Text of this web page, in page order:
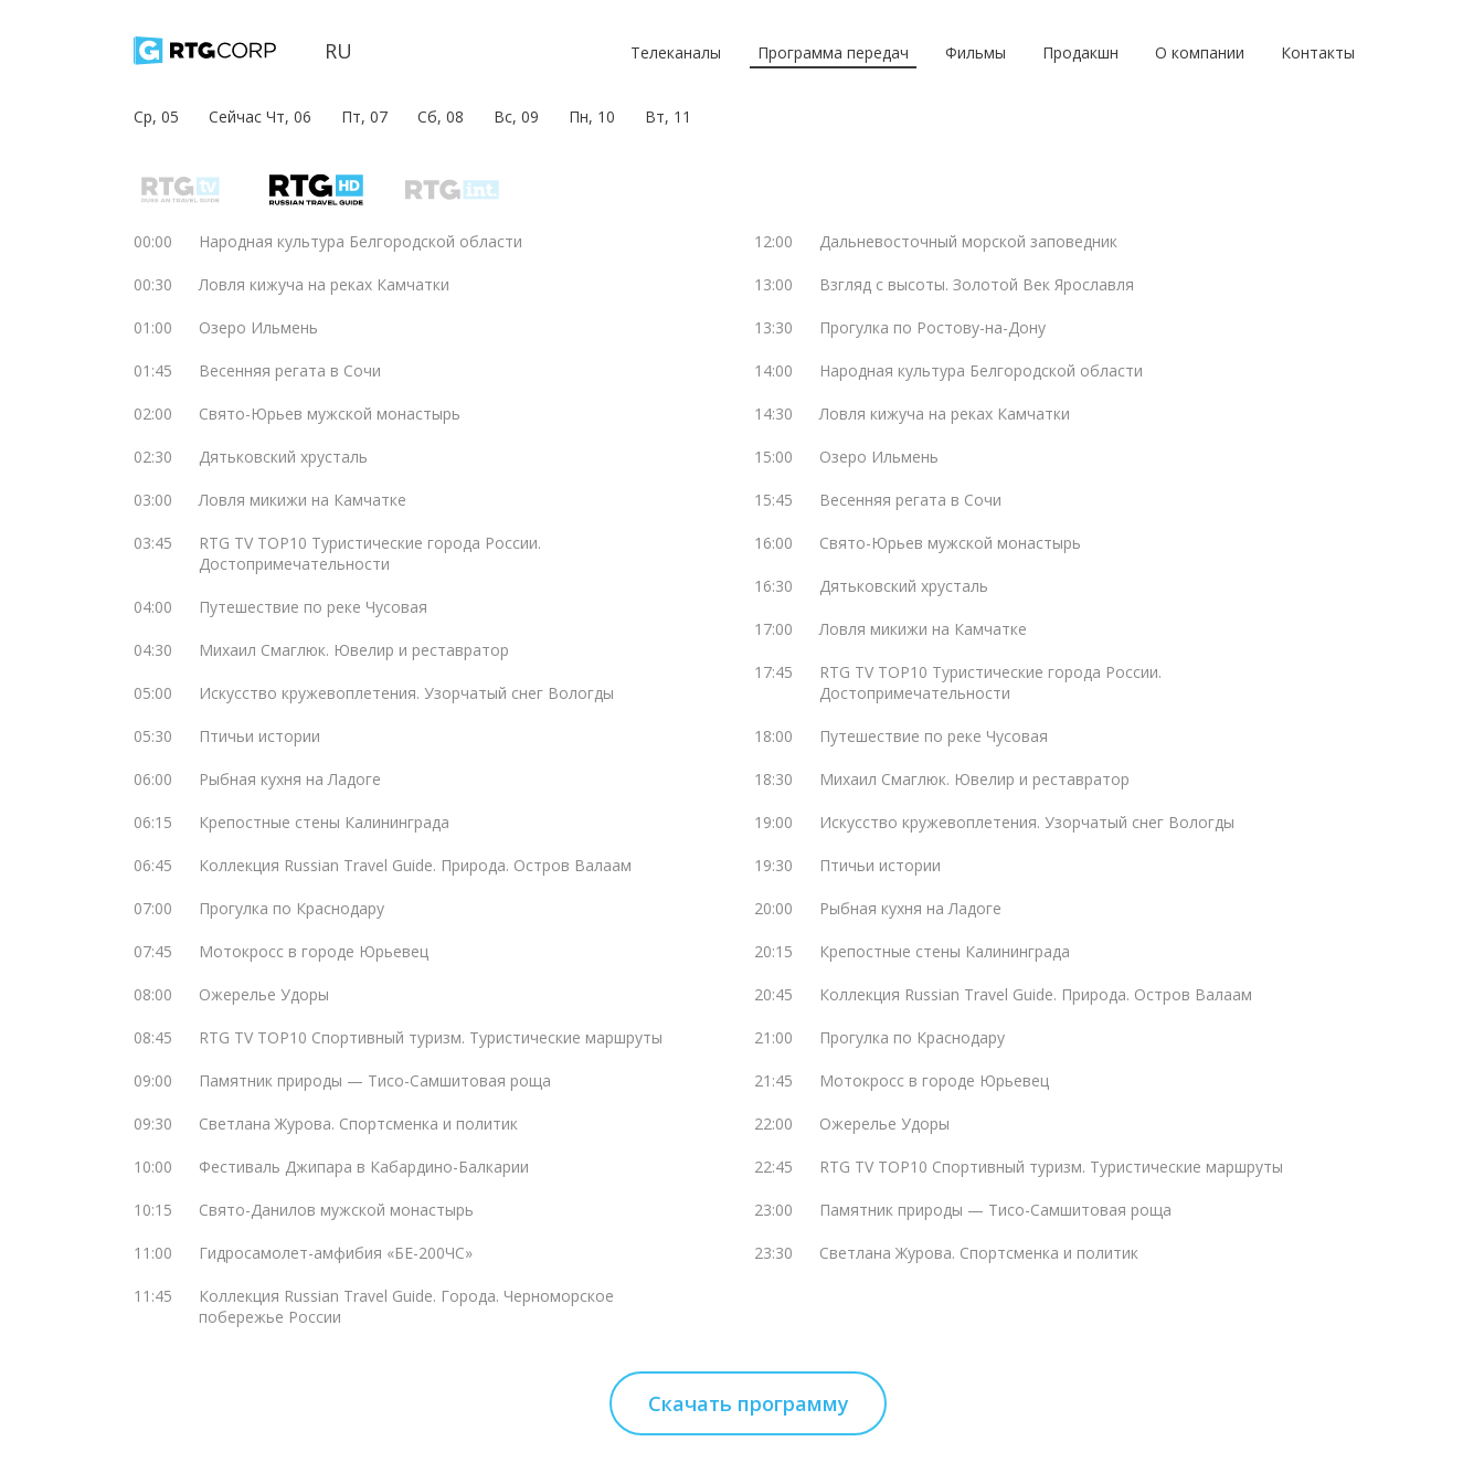
RU Телеканалы Программа передач Фильмы Продакшн О компании Контакты
Ср, 05 Сейчас Чт, 06 Пт, 07 Сб, 08 Вс, 09 Пн, 10 Вт, 11
00:00 Народная культура Белгородской области
00:30 Ловля кижуча на реках Камчатки
01:00 Озеро Ильмень
01:45 Весенняя регата в Сочи
02:00 Свято-Юрьев мужской монастырь
02:30 Дятьковский хрусталь
03:00 Ловля микижи на Камчатке
03:45
RTG TV TOP10 Туристические города России.
Достопримечательности
04:00 Путешествие по реке Чусовая
04:30 Михаил Смаглюк. Ювелир и реставратор
05:00 Искусство кружевоплетения. Узорчатый снег Вологды
05:30 Птичьи истории
06:00 Рыбная кухня на Ладоге
06:15 Крепостные стены Калининграда
06:45 Коллекция Russian Travel Guide. Природа. Остров Валаам
07:00 Прогулка по Краснодару
07:45 Мотокросс в городе Юрьевец
08:00 Ожерелье Удоры
08:45 RTG TV TOP10 Спортивный туризм. Туристические маршруты
09:00 Памятник природы — Тисо-Самшитовая роща
09:30 Светлана Журова. Спортсменка и политик
10:00 Фестиваль Джипара в Кабардино-Балкарии
10:15 Свято-Данилов мужской монастырь
11:00 Гидросамолет-амфибия «БЕ-200ЧС»
11:45
Коллекция Russian Travel Guide. Города. Черноморское
побережье России
12:00 Дальневосточный морской заповедник
13:00 Взгляд с высоты. Золотой Век Ярославля
13:30 Прогулка по Ростову-на-Дону
14:00 Народная культура Белгородской области
14:30 Ловля кижуча на реках Камчатки
15:00 Озеро Ильмень
15:45 Весенняя регата в Сочи
16:00 Свято-Юрьев мужской монастырь
16:30 Дятьковский хрусталь
17:00 Ловля микижи на Камчатке
17:45
RTG TV TOP10 Туристические города России.
Достопримечательности
18:00 Путешествие по реке Чусовая
18:30 Михаил Смаглюк. Ювелир и реставратор
19:00 Искусство кружевоплетения. Узорчатый снег Вологды
19:30 Птичьи истории
20:00 Рыбная кухня на Ладоге
20:15 Крепостные стены Калининграда
20:45 Коллекция Russian Travel Guide. Природа. Остров Валаам
21:00 Прогулка по Краснодару
21:45 Мотокросс в городе Юрьевец
22:00 Ожерелье Удоры
22:45 RTG TV TOP10 Спортивный туризм. Туристические маршруты
23:00 Памятник природы — Тисо-Самшитовая роща
23:30 Светлана Журова. Спортсменка и политик
Скачать программу